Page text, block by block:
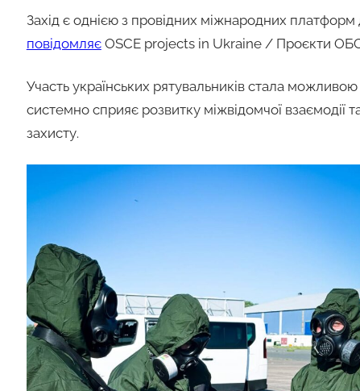
Захід є однією з провідних міжнародних
повідомляєOSCE projects in Ukraine / Проєкти
Участь українських рятувальників стала
системно сприяє розвитку міжвідомчої
захисту.